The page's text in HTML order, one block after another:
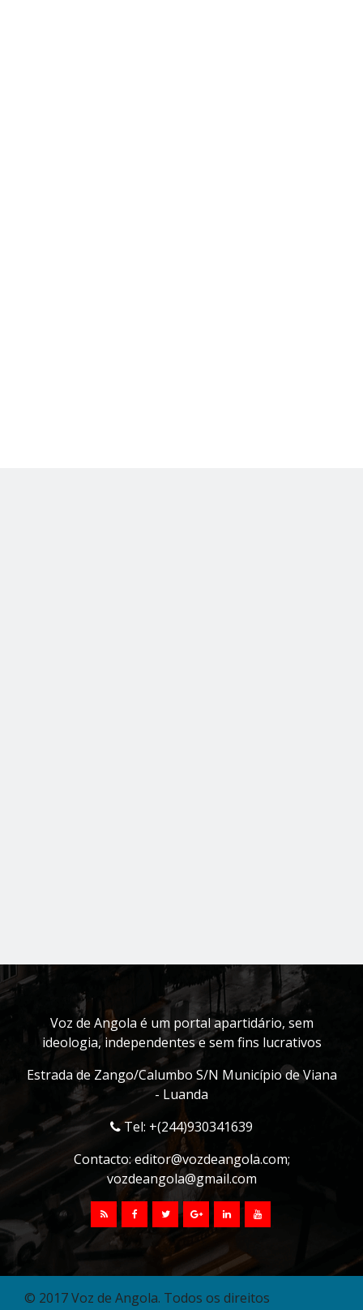
Voz de Angola é um portal apartidário, sem
ideologia, independentes e sem fins lucrativos
Estrada de Zango/Calumbo S/N Município de Viana
- Luanda
Tel: +(244)930341639
Contacto:editor@vozdeangola.com;
vozdeangola@gmail.com
© 2017 Voz de Angola. Todos os direitos